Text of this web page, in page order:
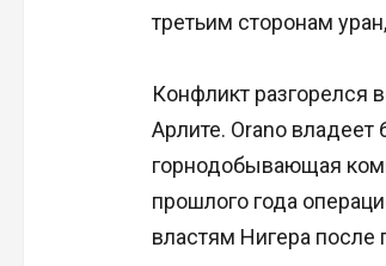
третьим сторонам
Конфликт разгорелся
Арлите. Orano владеет
горнодобывающая
прошлого года
властям Нигера после